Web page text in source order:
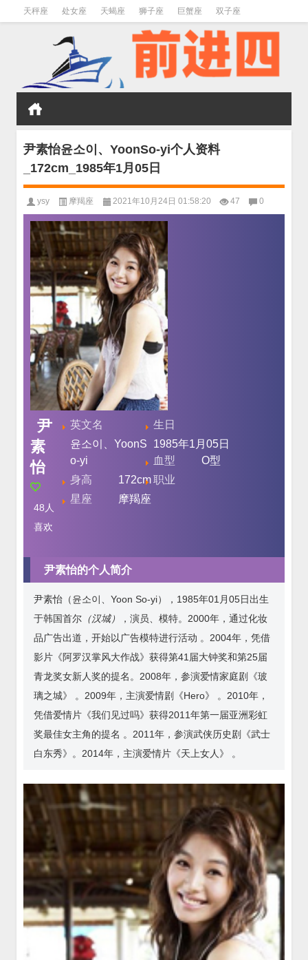
天秤座 处女座 天蝎座 狮子座 巨蟹座 双子座
尹素怡윤소이、YoonSo-yi个人资料
_172cm_1985年1月05日
ysy 摩羯座 2021年10月24日 01:58:20 47 0
尹
素
怡
48 人
喜欢
英文名
윤소이、YoonS
o-yi
生日
1985年1月05日
血型
O型
身高
172cm职业
星座
摩羯座
尹素怡的个人简介
尹素怡（윤소이、Yoon So-yi），1985年01月05日出生
于韩国首尔 （汉城）
，演员、模特。2000年，通过化妆
品广告出道，开始以广告模特进行活动 。2004年，凭借
影片《阿罗汉掌风大作战》获得第41届大钟奖和第25届
青龙奖女新人奖的提名。2008年，参演爱情家庭剧《玻
璃之城》 。2009年，主演爱情剧《Hero》 。2010年，
凭借爱情片《我们见过吗》获得2011年第一届亚洲彩虹
奖最佳女主角的提名 。2011年，参演武侠历史剧《武士
白东秀》。2014年，主演爱情片《天上女人》 。